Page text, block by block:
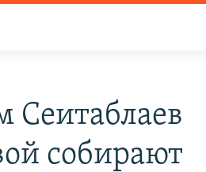
Сеитаблаев
собирают